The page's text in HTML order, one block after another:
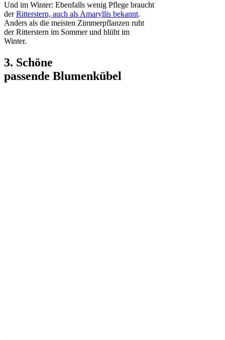
Und im Winter: Ebenfalls wenig Pflege braucht
derRitterstern, auch als Amaryllis bekannt.
Anders als die meisten Zimmerpflanzen ruht
der Ritterstern im Sommer und blüht im
Winter.
3. Schöne
passende Blumenkübel